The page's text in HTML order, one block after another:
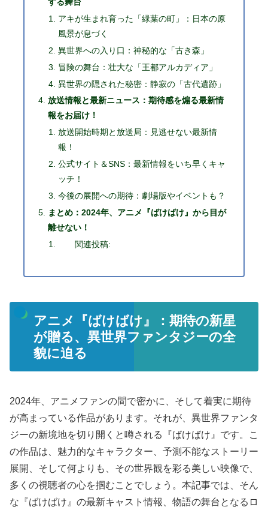
アキが生まれ育った「緑葉の町」：日本の原
風景が息づく
異世界への入り口：神秘的な「古き森」
冒険の舞台：壮大な「王都アルカディア」
異世界の隠された秘密：静寂の「古代遺跡」
放送情報と最新ニュース：期待感を煽る最新情
報をお届け！
放送開始時期と放送局：見逃せない最新情
報！
公式サイト＆SNS：最新情報をいち早くキャ
ッチ！
今後の展開への期待：劇場版やイベントも？
まとめ：2024年、アニメ『ばけばけ』から目が
離せない！
関連投稿:
アニメ『ばけばけ』：期待の新星
が贈る、異世界ファンタジーの全
貌に迫る
2024年、アニメファンの間で密かに、そして着実に期待
が高まっている作品があります。それが、異世界ファンタ
ジーの新境地を切り開くと噂される『ばけばけ』です。こ
の作品は、魅力的なキャラクター、予測不能なストーリー
展開、そして何よりも、その世界観を彩る美しい映像で、
多くの視聴者の心を掴むことでしょう。本記事では、そん
な『ばけばけ』の最新キャスト情報、物語の舞台となるロ